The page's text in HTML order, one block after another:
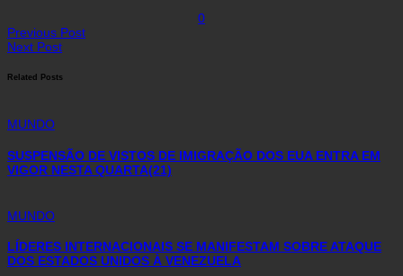
0
Previous Post
Next Post
Related Posts
MUNDO
SUSPENSÃO DE VISTOS DE IMIGRAÇÃO DOS EUA ENTRA EM
VIGOR NESTA QUARTA(21)
MUNDO
LÍDERES INTERNACIONAIS SE MANIFESTAM SOBRE ATAQUE
DOS ESTADOS UNIDOS À VENEZUELA